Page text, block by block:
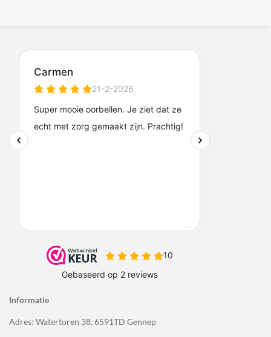
Informatie
Adres: Watertoren 38, 6591TD Gennep